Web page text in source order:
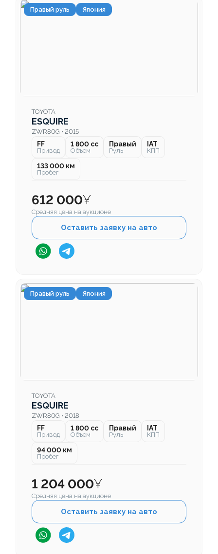
Правый руль Япония
TOYOTA
ESQUIRE
ZWR80G • 2015
FF
Привод
1 800 cc
Объем
Правый
Руль
IAT
КПП
133 000 км
Пробег
612 000¥
Средняя цена на аукционе
Оставить заявку на авто
Правый руль Япония
TOYOTA
ESQUIRE
ZWR80G • 2018
FF
Привод
1 800 cc
Объем
Правый
Руль
IAT
КПП
94 000 км
Пробег
1 204 000¥
Средняя цена на аукционе
Оставить заявку на авто